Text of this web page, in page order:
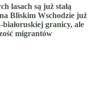
lasach są już stałą
Bliskim Wschodzie już
białoruskiej granicy, ale
migrantów